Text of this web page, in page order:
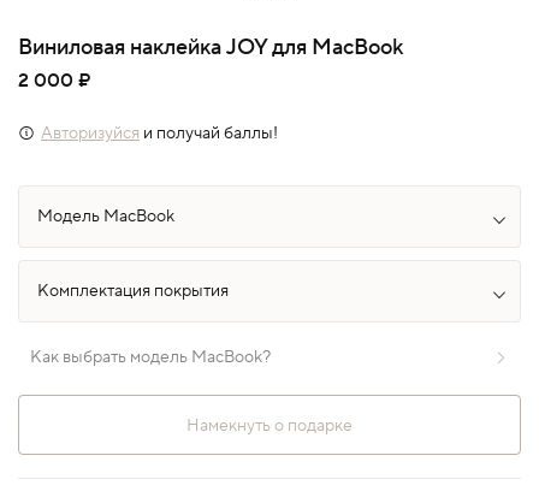
Виниловая наклейка JOY для MacBook
2 000 ₽
Авторизуйся и получай баллы!
Как выбрать модель MacBook?
Намекнуть о подарке